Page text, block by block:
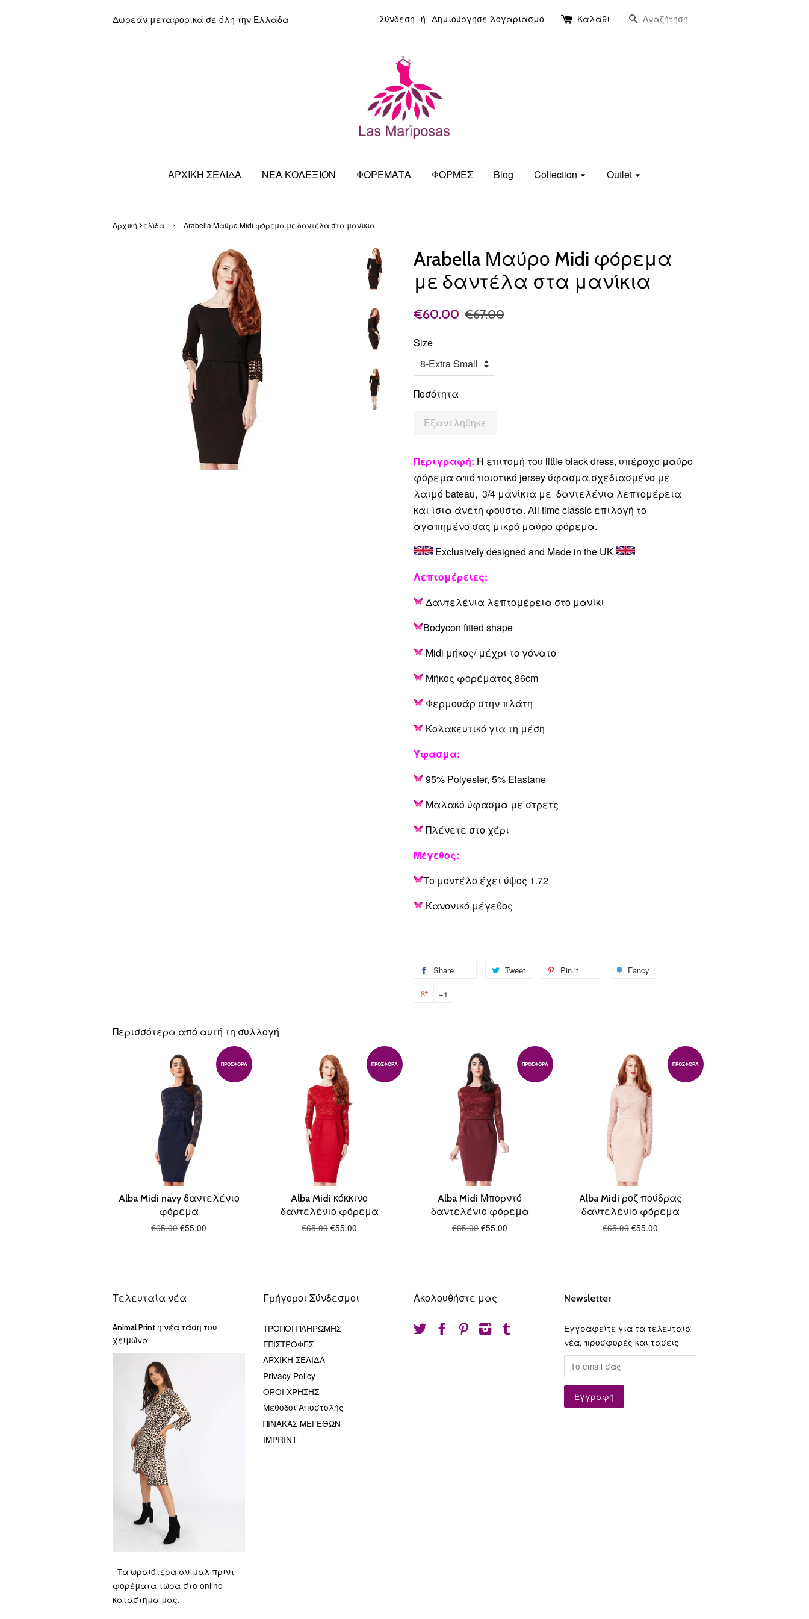
Δωρεάν μεταφορικά σε όλη την Ελλάδα Σύνδεση ή Δημιούργησε λογαριασμό Καλάθι Αναζήτηση
ΑΡΧΙΚΗ ΣΕΛΙΔΑ ΝΕΑ ΚΟΛΕΞΙΟΝ ΦΟΡΕΜΑΤΑ ΦΟΡΜΕΣ Blog Collection Outlet
Αρχική Σελίδα › Arabella Μαύρο Midi φόρεμα με δαντέλα στα μανίκια
Arabella Μαύρο Midi φόρεμα
με δαντέλα στα μανίκια
€60.00 €67.00
Size
Ποσότητα
Εξαντληθηκε
Περιγραφή: Η επιτομή του little black dress, υπέροχο μαύρο
φόρεμα από ποιοτικό jersey ύφασμα,σχεδιασμένο με
λαιμό bateau, 3/4 μανίκια με δαντελένια λεπτομέρεια
και ίσια άνετη φούστα. All time classic επιλογή το
αγαπημένο σας μικρό μαύρο φόρεμα.
Exclusively designed and Made in the UK
Λεπτομέρειες:
Δαντελένια λεπτομέρεια στο μανίκι
Bodycon fitted shape
Midi μήκος/ μέχρι το γόνατο
Μήκος φορέματος 86cm
Φερμουάρ στην πλάτη
Κολακευτικό για τη μέση
Ύφασμα:
95% Polyester, 5% Elastane
Μαλακό ύφασμα με στρετς
Πλένετε στο χέρι
Μέγεθος:
Το μοντέλο έχει ύψος 1.72
Κανονικό μέγεθος
Share
Share
Tweet
Tweet
Pin it Fancy
+1
Περισσότερα από αυτή τη συλλογή
ΠΡΟΣΦΟΡΆ
Alba Midi navy δαντελένιο
φόρεμα
€65.00 €55.00
ΠΡΟΣΦΟΡΆ
Alba Midi κόκκινο
δαντελένιο φόρεμα
€65.00 €55.00
ΠΡΟΣΦΟΡΆ
Alba Midi Μπορντό
δαντελένιο φόρεμα
€65.00 €55.00
ΠΡΟΣΦΟΡΆ
Alba Midi ροζ πούδρας
δαντελένιο φόρεμα
€65.00 €55.00
Τελευταία νέα
Animal Print η νέα τάση του
χειμώνα
Τα ωραιότερα ανιμαλ πριντ
φορέματα τώρα στο online
κατάστημα μας.
Γρήγοροι Σύνδεσμοι
ΤΡΟΠΟΙ ΠΛΗΡΩΜΗΣ
ΕΠΙΣΤΡΟΦΕΣ
ΑΡΧΙΚΗ ΣΕΛΙΔΑ
Privacy Policy
ΌΡΟΙ ΧΡΗΣΗΣ
Μεθοδοί Αποστολής
ΠΙΝΑΚΑΣ ΜΕΓΕΘΩΝ
IMPRINT
Ακολουθήστε μας
Twitter FacebookPinterestInstagram
Newsletter
Εγγραφείτε για τα τελευταία
νέα, προσφορές και τάσεις